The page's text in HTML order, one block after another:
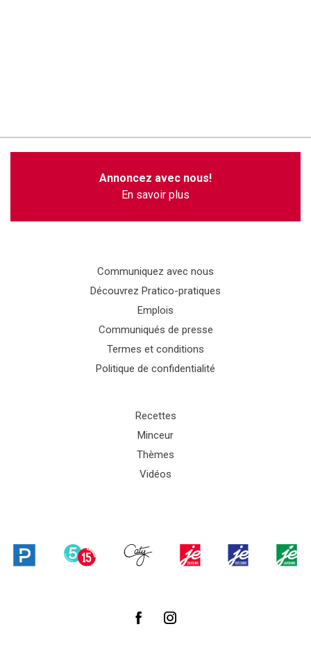
Annoncez avec nous!
En savoir plus
Communiquez avec nous
Découvrez Pratico-pratiques
Emplois
Communiqués de presse
Termes et conditions
Politique de confidentialité
Recettes
Minceur
Thèmes
Vidéos